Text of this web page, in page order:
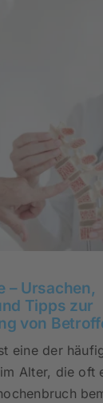
– Ursachen,
Tipps zur
von
eine der
Alter, die oft